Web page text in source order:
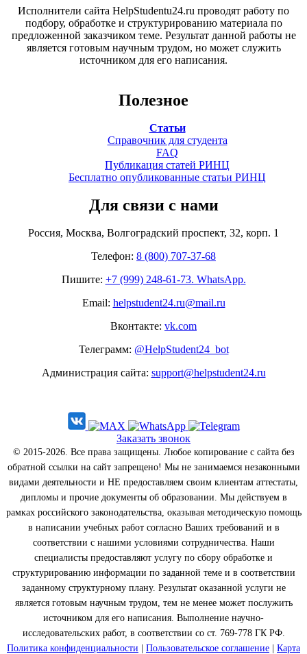
Исполнители сайта HelpStudentu24.ru проводят работу по
подбору, обработке и структурированию материала по
предложенной заказчиком теме. Результат данной работы не
является готовым научным трудом, но может служить
источником для его написания.
Полезное
Статьи
Справочник для студента
FAQ
Публикация статей РИНЦ
Бесплатно опубликованные статьи РИНЦ
Для связи с нами
Россия, Москва, Волгоградский проспект, 32, корп. 1
Телефон: 8 (800) 707-37-68
Пишите: +7 (999) 248-61-73. WhatsApp.
Email: helpstudent24.ru@mail.ru
Вконтакте: vk.com
Телеграмм: @HelpStudent24_bot
Администрация сайта: support@helpstudent24.ru
Заказать звонок
© 2015-2026. Все права защищены. Любое копирование с сайта без
обратной ссылки на сайт запрещено! Мы не занимаемся незаконными
видами деятельности и НЕ предоставляем своим клиентам аттестаты,
дипломы и прочие документы об образовании. Мы действуем в
рамках российского законодательства, оказывая методическую помощь
в написании учебных работ согласно Ваших требований и в
соответствии с нашими условиями сотрудничества. Наши
специалисты предоставляют услугу по сбору обработке и
структурированию информации по заданной теме и в соответствии
заданному структурному плану. Результат оказанной услуги не
является готовым научным трудом, тем не менее может послужить
источником для его написания. Выполнение научно-
исследовательских работ, в соответствии со ст. 769-778 ГК РФ.
Политика конфиденциальности
Пользовательское соглашение
Карта